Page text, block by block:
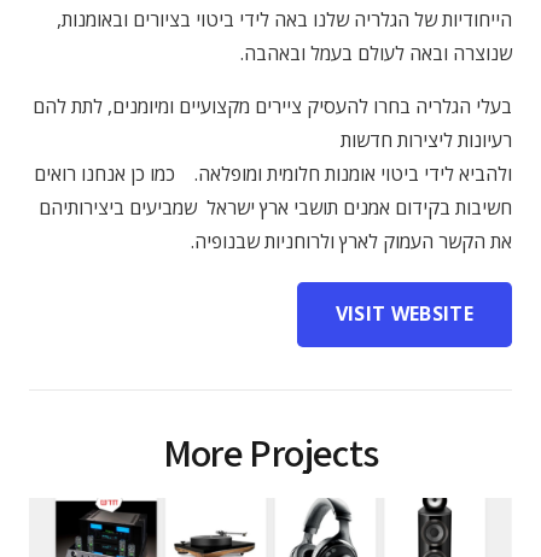
הייחודיות של הגלריה שלנו באה לידי ביטוי בציורים ובאומנות,
שנוצרה ובאה לעולם בעמל ובאהבה.
בעלי הגלריה בחרו להעסיק ציירים מקצועיים ומיומנים, לתת להם
רעיונות ליצירות חדשות
ולהביא לידי ביטוי אומנות חלומית ומופלאה. כמו כן אנחנו רואים
חשיבות בקידום אמנים תושבי ארץ ישראל שמביעים ביצירותיהם
את הקשר העמוק לארץ ולרוחניות שבנופיה.
VISIT WEBSITE
More Projects